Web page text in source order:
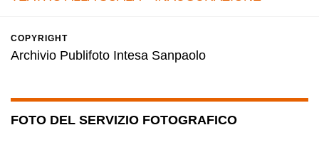
COPYRIGHT
Archivio Publifoto Intesa Sanpaolo
FOTO DEL SERVIZIO FOTOGRAFICO